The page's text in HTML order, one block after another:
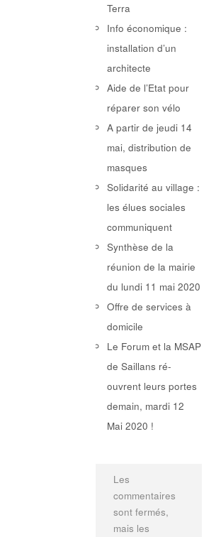
Terra
Info économique :
installation d’un
architecte
Aide de l’Etat pour
réparer son vélo
A partir de jeudi 14
mai, distribution de
masques
Solidarité au village :
les élues sociales
communiquent
Synthèse de la
réunion de la mairie
du lundi 11 mai 2020
Offre de services à
domicile
Le Forum et la MSAP
de Saillans ré-
ouvrent leurs portes
demain, mardi 12
Mai 2020 !
Les
commentaires
sont fermés,
mais les